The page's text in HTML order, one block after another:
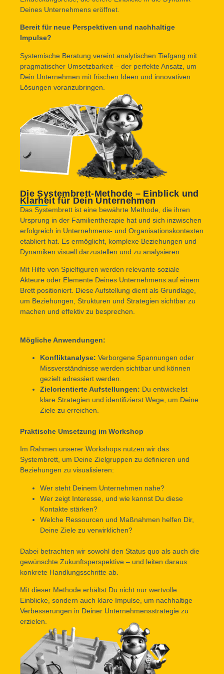
Deines Unternehmens eröffnet.
Bereit für neue Perspektiven und nachhaltige
Impulse?
Systemische Beratung vereint analytischen Tiefgang mit
pragmatischer Umsetzbarkeit – der perfekte Ansatz, um
Dein Unternehmen mit frischen Ideen und innovativen
Lösungen voranzubringen.
Die Systembrett-Methode – Einblick und
Klarheit für Dein Unternehmen
Das Systembrett ist eine bewährte Methode, die ihren
Ursprung in der Familientherapie hat und sich inzwischen
erfolgreich in Unternehmens- und Organisationskontexten
etabliert hat. Es ermöglicht, komplexe Beziehungen und
Dynamiken visuell darzustellen und zu analysieren.
Mit Hilfe von Spielfiguren werden relevante soziale
Akteure oder Elemente Deines Unternehmens auf einem
Brett positioniert. Diese Aufstellung dient als Grundlage,
um Beziehungen, Strukturen und Strategien sichtbar zu
machen und effektiv zu besprechen.
Mögliche Anwendungen:
Konfliktanalyse: Verborgene Spannungen oder
Missverständnisse werden sichtbar und können
gezielt adressiert werden.
Zielorientierte Aufstellungen: Du entwickelst
klare Strategien und identifizierst Wege, um Deine
Ziele zu erreichen.
Praktische Umsetzung im Workshop
Im Rahmen unserer Workshops nutzen wir das
Systembrett, um Deine Zielgruppen zu definieren und
Beziehungen zu visualisieren:
Wer steht Deinem Unternehmen nahe?
Wer zeigt Interesse, und wie kannst Du diese
Kontakte stärken?
Welche Ressourcen und Maßnahmen helfen Dir,
Deine Ziele zu verwirklichen?
Dabei betrachten wir sowohl den Status quo als auch die
gewünschte Zukunftsperspektive – und leiten daraus
konkrete Handlungsschritte ab.
Mit dieser Methode erhältst Du nicht nur wertvolle
Einblicke, sondern auch klare Impulse, um nachhaltige
Verbesserungen in Deiner Unternehmensstrategie zu
erzielen.